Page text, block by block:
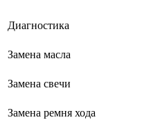
блоков охлаждения
блоков управления
бормашин
будильников
Диагностика
Замена масла
Замена свечи
Замена ремня хода